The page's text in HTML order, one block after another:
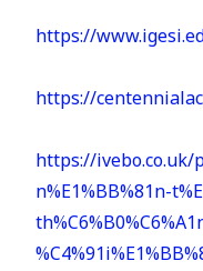
https://
https://
https://ivebo.co.uk/
n%E1%BB%81n-